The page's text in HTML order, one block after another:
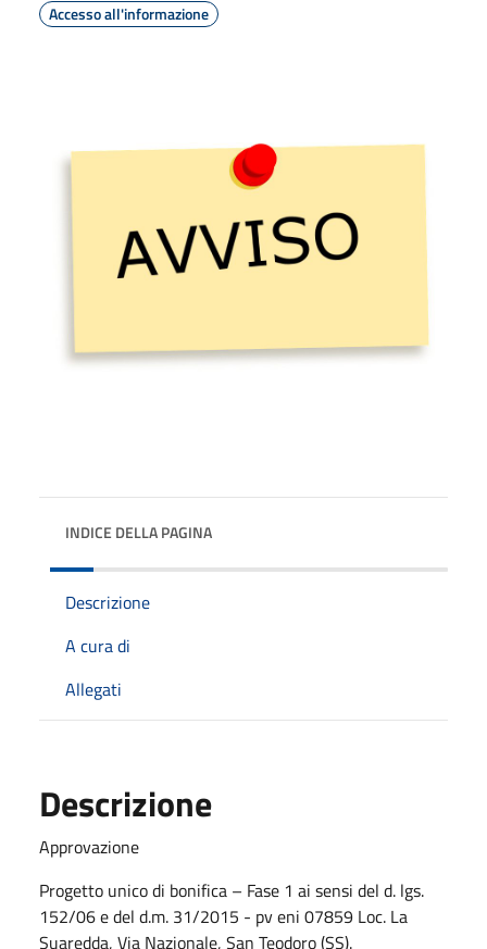
Accesso all'informazione
INDICE DELLA PAGINA
Descrizione
A cura di
Allegati
Descrizione
Approvazione
Progetto unico di bonifica – Fase 1 ai sensi del d. lgs.
152/06 e del d.m. 31/2015 - pv eni 07859 Loc. La
Suaredda, Via Nazionale, San Teodoro (SS).